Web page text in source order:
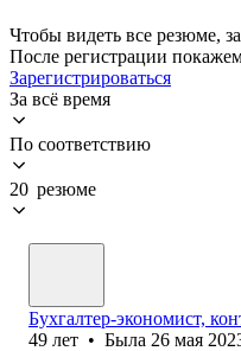
Чтобы видеть все резюме,
После регистрации
Зарегистрироваться
За всё время
По соответствию
20 резюме
Бухгалтер-экономист,
49 лет • Была 26 мая